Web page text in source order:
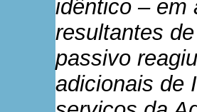
idêntico – em
resultantes
passivo
adicionais de